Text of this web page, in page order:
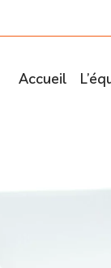
Accueil